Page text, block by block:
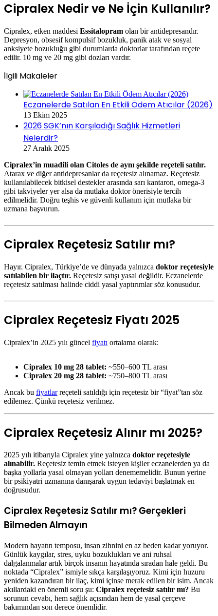
Cipralex Nedir ve Ne İçin Kullanılır?
Cipralex, etken maddesi Essitalopram olan bir antidepresandır.
Depresyon, obsesif kompulsif bozukluk, panik atak ve sosyal
anksiyete bozukluğu gibi durumlarda doktorlar tarafından reçete
edilir. 10 mg ve 20 mg gibi dozları vardır.
İlgili Makaleler
Eczanelerde Satılan En Etkili Ödem Atıcılar (2026)
13 Ekim 2025
2026 SGK’nın Karşıladığı Sağlık Hizmetleri
Nelerdir?
27 Aralık 2025
Cipralex’in muadili olan Citoles de aynı şekilde reçeteli satılır.
Atarax ve diğer antidepresanlar da reçetesiz alınamaz. Reçetesiz
kullanılabilecek bitkisel destekler arasında sarı kantaron, omega-3
gibi takviyeler yer alsa da mutlaka doktor önerisiyle tercih
edilmelidir. Doğru teşhis ve güvenli kullanım için mutlaka bir
uzmana başvurun.
Cipralex Reçetesiz Satılır mı?
Hayır. Cipralex, Türkiye’de ve dünyada yalnızca doktor reçetesiyle
satılabilen bir ilaçtır. Reçetesiz satışı yasal değildir. Eczanelerde
reçetesiz satılması halinde ciddi yasal yaptırımlar söz konusudur.
Cipralex Reçetesiz Fiyatı 2025
Cipralex’in 2025 yılı güncel fiyatı ortalama olarak:
Cipralex 10 mg 28 tablet: ~550–600 TL arası
Cipralex 20 mg 28 tablet: ~750–800 TL arası
Ancak bu fiyatlarreçeteli satıldığı için reçetesiz bir “fiyat”tan söz
edilemez. Çünkü reçetesiz verilmez.
Cipralex Reçetesiz Alınır mı 2025?
2025 yılı itibarıyla Cipralex yine yalnızca doktor reçetesiyle
alınabilir. Reçetesiz temin etmek isteyen kişiler eczanelerden ya da
başka yollarla yasal olmayan yolları denememelidir. Bunun yerine
bir psikiyatri uzmanına danışarak uygun tedaviyi başlatmak en
doğrusudur.
Cipralex Reçetesiz Satılır mı? Gerçekleri
Bilmeden Almayın
Modern hayatın temposu, insan zihnini en az beden kadar yoruyor.
Günlük kaygılar, stres, uyku bozuklukları ve ani ruhsal
dalgalanmalar artık birçok insanın hayatında sıradan hale geldi. Bu
noktada “Cipralex” ismiyle sıkça karşılaşıyoruz. Kimi için huzuru
yeniden kazandıran bir ilaç, kimi içinse merak edilen bir isim. Ancak
akıllardaki en önemli soru şu: Cipralex reçetesiz satılır mı? Bu
sorunun cevabı, hem sağlık açısından hem de yasal çerçeve
bakımından son derece önemlidir.